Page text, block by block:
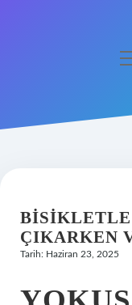
Hakkımızda
ÇIKARKEN
Tarih: Haziran 23, 2025